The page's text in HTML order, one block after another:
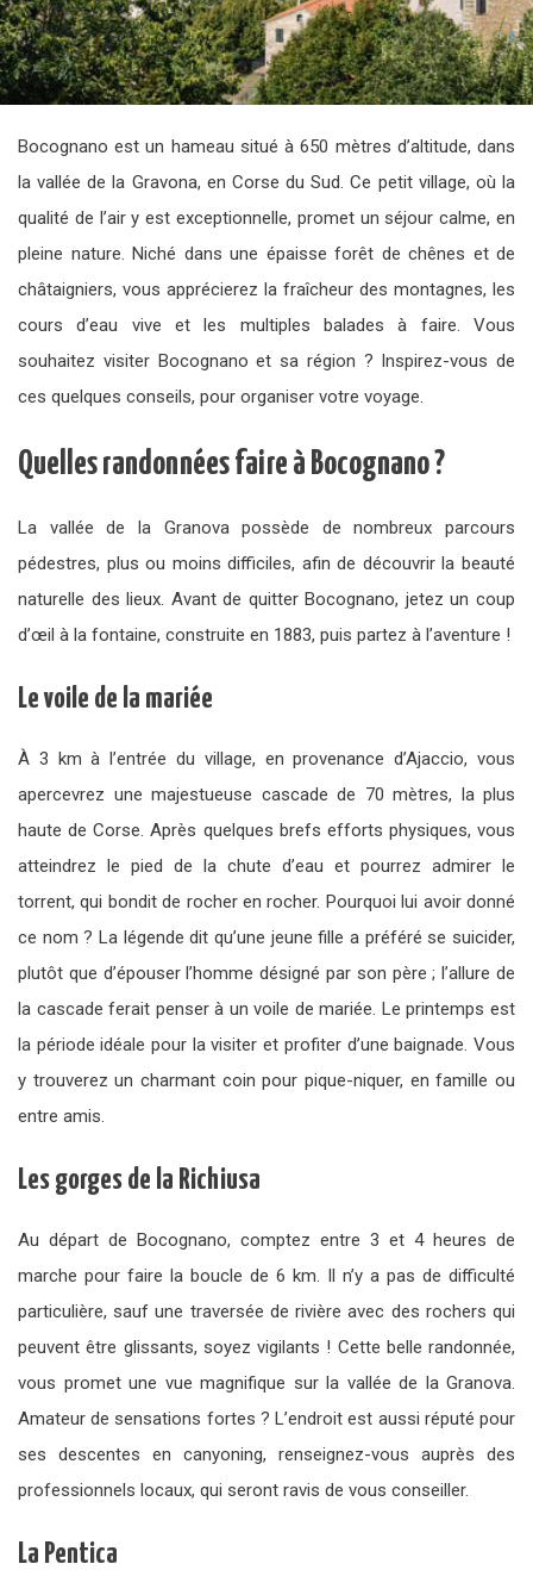
Bocognano est un hameau situé à 650 mètres d’altitude, dans
la vallée de la Gravona, en Corse du Sud. Ce petit village, où la
qualité de l’air y est exceptionnelle, promet un séjour calme, en
pleine nature. Niché dans une épaisse forêt de chênes et de
châtaigniers, vous apprécierez la fraîcheur des montagnes, les
cours d’eau vive et les multiples balades à faire. Vous
souhaitez visiter Bocognano et sa région ? Inspirez-vous de
ces quelques conseils, pour organiser votre voyage.
Quelles randonnées faire à Bocognano ?
La vallée de la Granova possède de nombreux parcours
pédestres, plus ou moins difficiles, afin de découvrir la beauté
naturelle des lieux. Avant de quitter Bocognano, jetez un coup
d’œil à la fontaine, construite en 1883, puis partez à l’aventure !
Le voile de la mariée
À 3 km à l’entrée du village, en provenance d’Ajaccio, vous
apercevrez une majestueuse cascade de 70 mètres, la plus
haute de Corse. Après quelques brefs efforts physiques, vous
atteindrez le pied de la chute d’eau et pourrez admirer le
torrent, qui bondit de rocher en rocher. Pourquoi lui avoir donné
ce nom ? La légende dit qu’une jeune fille a préféré se suicider,
plutôt que d’épouser l’homme désigné par son père ; l’allure de
la cascade ferait penser à un voile de mariée. Le printemps est
la période idéale pour la visiter et profiter d’une baignade. Vous
y trouverez un charmant coin pour pique-niquer, en famille ou
entre amis.
Les gorges de la Richiusa
Au départ de Bocognano, comptez entre 3 et 4 heures de
marche pour faire la boucle de 6 km. Il n’y a pas de difficulté
particulière, sauf une traversée de rivière avec des rochers qui
peuvent être glissants, soyez vigilants ! Cette belle randonnée,
vous promet une vue magnifique sur la vallée de la Granova.
Amateur de sensations fortes ? L’endroit est aussi réputé pour
ses descentes en canyoning, renseignez-vous auprès des
professionnels locaux, qui seront ravis de vous conseiller.
La Pentica